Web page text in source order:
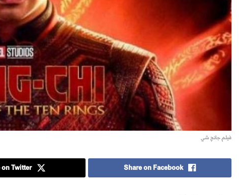
فيلم جانج شي
Share on Facebook
on Twitter